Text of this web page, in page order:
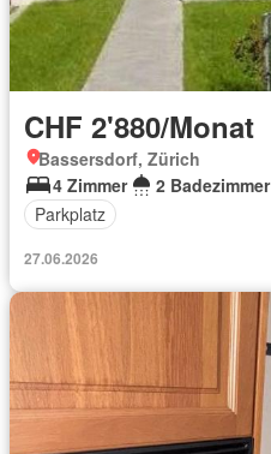
CHF 2'880/Monat
Bassersdorf, Zürich
4 Zimmer
2 Badezimmer
Parkplatz
27.06.2026